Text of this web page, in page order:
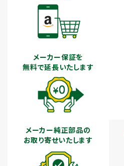
メーカー保証を
無料で延長いたします
メーカー純正部品の
お取り寄せいたします